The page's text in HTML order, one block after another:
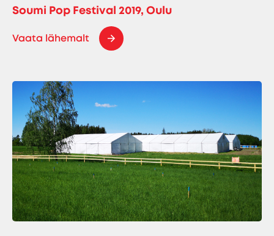
Soumi Pop Festival 2019, Oulu
Vaata lähemalt